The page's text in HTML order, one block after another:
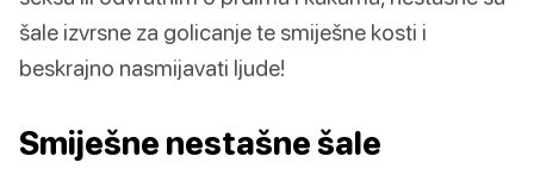
šale izvrsne za golicanje te smiješne kosti i
beskrajno nasmijavati ljude!
Smiješne nestašne šale